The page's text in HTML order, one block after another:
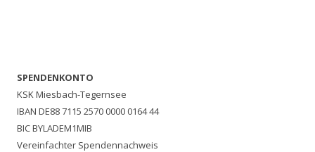
SPENDENKONTO
KSK Miesbach-Tegernsee
IBAN DE88 7115 2570 0000 0164 44
BIC BYLADEM1MIB
Vereinfachter Spendennachweis